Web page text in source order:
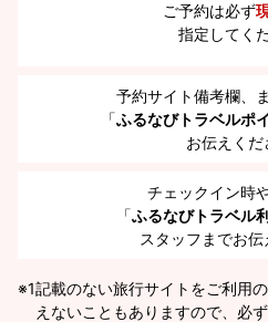
ご予約は必ず
指定してく
予約サイト備考欄、
「ふるなびトラベルポ
お伝えくだ
チェックイン時
「ふるなびトラベル
スタッフまでお伝
※1記載のない旅行サイトをご利用
えないこともありますので、必